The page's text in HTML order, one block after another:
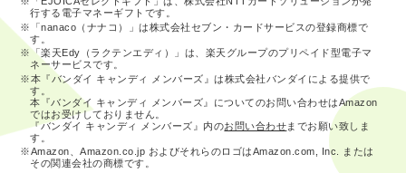
行する電子マネーギフトです。
※「nanaco（ナナコ）」は株式会社セブン・カードサービスの登録商標で
す。
※「楽天Edy（ラクテンエディ）」は、楽天グループのプリペイド型電子マ
ネーサービスです。
※本『バンダイ キャンディ メンバーズ』は株式会社バンダイによる提供で
す。
本『バンダイ キャンディ メンバーズ』についてのお問い合わせはAmazon
ではお受けしておりません。
『バンダイ キャンディ メンバーズ』内のお問い合わせまでお願い致しま
す。
※Amazon、Amazon.co.jp およびそれらのロゴはAmazon.com, Inc. または
その関連会社の商標です。